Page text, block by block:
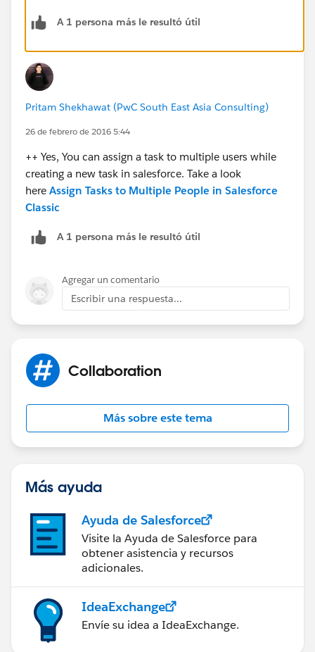
A 1 persona más le resultó útil
Pritam Shekhawat (PwC South East Asia Consulting)
26 de febrero de 2016 5:44
++ Yes, You can assign a task to multiple users while
creating a new task in salesforce. Take a look
here Assign Tasks to Multiple People in Salesforce
Classic
A 1 persona más le resultó útil
Agregar un comentario
Escribir una respuesta...
Collaboration
Más sobre este tema
Más ayuda
Ayuda de Salesforce
Visite la Ayuda de Salesforce para
obtener asistencia y recursos
adicionales.
IdeaExchange
Envíe su idea a IdeaExchange.